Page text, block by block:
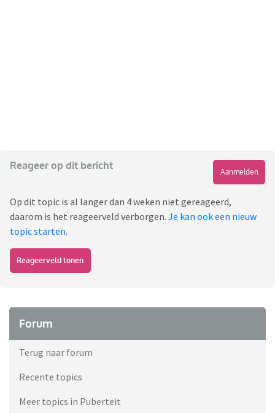
Reageer op dit bericht
Aanmelden
Op dit topic is al langer dan 4 weken niet gereageerd,
daarom is het reageerveld verborgen. Je kan ook een nieuw
topic starten.
Reageerveld tonen
Forum
Terug naar forum
Recente topics
Meer topics in Puberteit